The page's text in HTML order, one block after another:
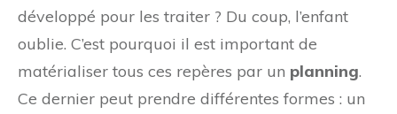
développé pour les traiter ? Du coup, l’enfant
oublie. C’est pourquoi il est important de
matérialiser tous ces repères par un planning.
Ce dernier peut prendre différentes formes : un